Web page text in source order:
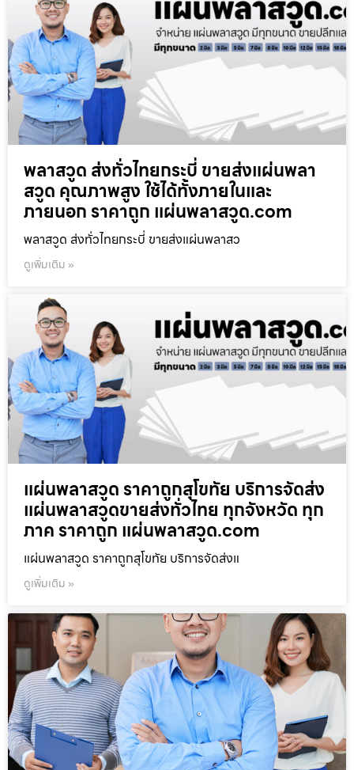
พลาสวูด ส่งทั่วไทยกระบี่ ขายส่งแผ่นพลา
สวูด คุณภาพสูง ใช้ได้ทั้งภายในและ
ภายนอก ราคาถูก แผ่นพลาสวูด.com
พลาสวูด ส่งทั่วไทยกระบี่ ขายส่งแผ่นพลาสว
ดูเพิ่มเติม »
แผ่นพลาสวูด ราคาถูกสุโขทัย บริการจัดส่ง
แผ่นพลาสวูดขายส่งทั่วไทย ทุกจังหวัด ทุก
ภาค ราคาถูก แผ่นพลาสวูด.com
แผ่นพลาสวูด ราคาถูกสุโขทัย บริการจัดส่งแ
ดูเพิ่มเติม »